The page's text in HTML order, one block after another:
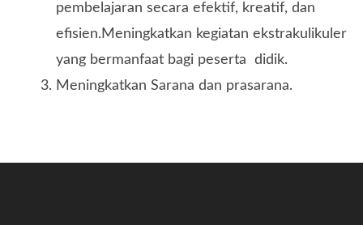
pembelajaran secara efektif, kreatif, dan
efisien.Meningkatkan kegiatan ekstrakulikuler
yang bermanfaat bagi peserta didik.
Meningkatkan Sarana dan prasarana.